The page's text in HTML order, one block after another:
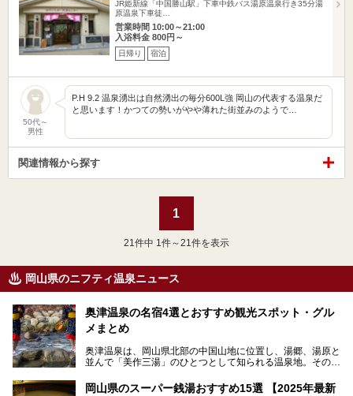
JR姫新線「中国勝山駅」下車中鉄バス湯原温泉行き35分湯
原温泉下車徒…
営業時間 10:00～21:00
入浴料金 800円～
日帰り 宿泊
50代～
男性
P.H 9.2 温泉湧出は自然湧出の毎分600L強 岡山の代表する温泉だ
と思います！かつての勢いがやや薄れた街並みのようで…
関連情報から探す
1
21 件中 1件～21件を表示
岡山県のニフティ温泉ニュース
奥津温泉の名宿4選とおすすめ観光スポット・グル
メまとめ
奥津温泉は、岡山県北部の中国山地に位置し、湯郷、湯原と
並んで「美作三湯」のひとつとして知られる温泉地。その泉
す。
岡山県のスーパー銭湯おすすめ15選 【2025年最新